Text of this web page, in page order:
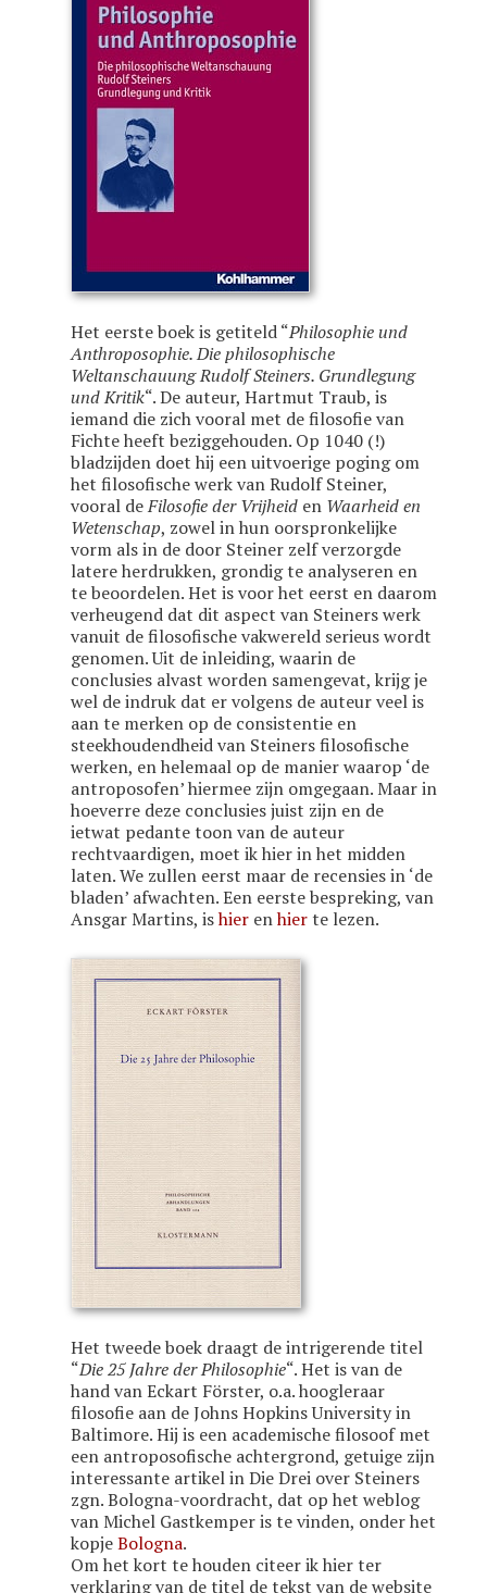
Het eerste boek is getiteld “Philosophie und
Anthroposophie. Die philosophische
Weltanschauung Rudolf Steiners. Grundlegung
und Kritik“. De auteur, Hartmut Traub, is
iemand die zich vooral met de filosofie van
Fichte heeft beziggehouden. Op 1040 (!)
bladzijden doet hij een uitvoerige poging om
het filosofische werk van Rudolf Steiner,
vooral deFilosofie der Vrijheid en Waarheid en
Wetenschap, zowel in hun oorspronkelijke
vorm als in de door Steiner zelf verzorgde
latere herdrukken, grondig te analyseren en
te beoordelen. Het is voor het eerst en daarom
verheugend dat dit aspect van Steiners werk
vanuit de filosofische vakwereld serieus wordt
genomen. Uit de inleiding, waarin de
conclusies alvast worden samengevat, krijg je
wel de indruk dat er volgens de auteur veel is
aan te merken op de consistentie en
steekhoudendheid van Steiners filosofische
werken, en helemaal op de manier waarop ‘de
antroposofen’ hiermee zijn omgegaan. Maar in
hoeverre deze conclusies juist zijn en de
ietwat pedante toon van de auteur
rechtvaardigen, moet ik hier in het midden
laten. We zullen eerst maar de recensies in ‘de
bladen’ afwachten. Een eerste bespreking, van
Ansgar Martins, ishier enhierte lezen.
Het tweede boek draagt de intrigerende titel
“Die 25 Jahre der Philosophie“. Het is van de
hand van Eckart Förster, o.a. hoogleraar
filosofie aan de Johns Hopkins University in
Baltimore. Hij is een academische filosoof met
een antroposofische achtergrond, getuige zijn
interessante artikel in Die Drei over Steiners
zgn. Bologna-voordracht, dat op het weblog
van Michel Gastkemper is te vinden, onder het
kopjeBologna.
Om het kort te houden citeer ik hier ter
verklaring van de titel de tekst van de website